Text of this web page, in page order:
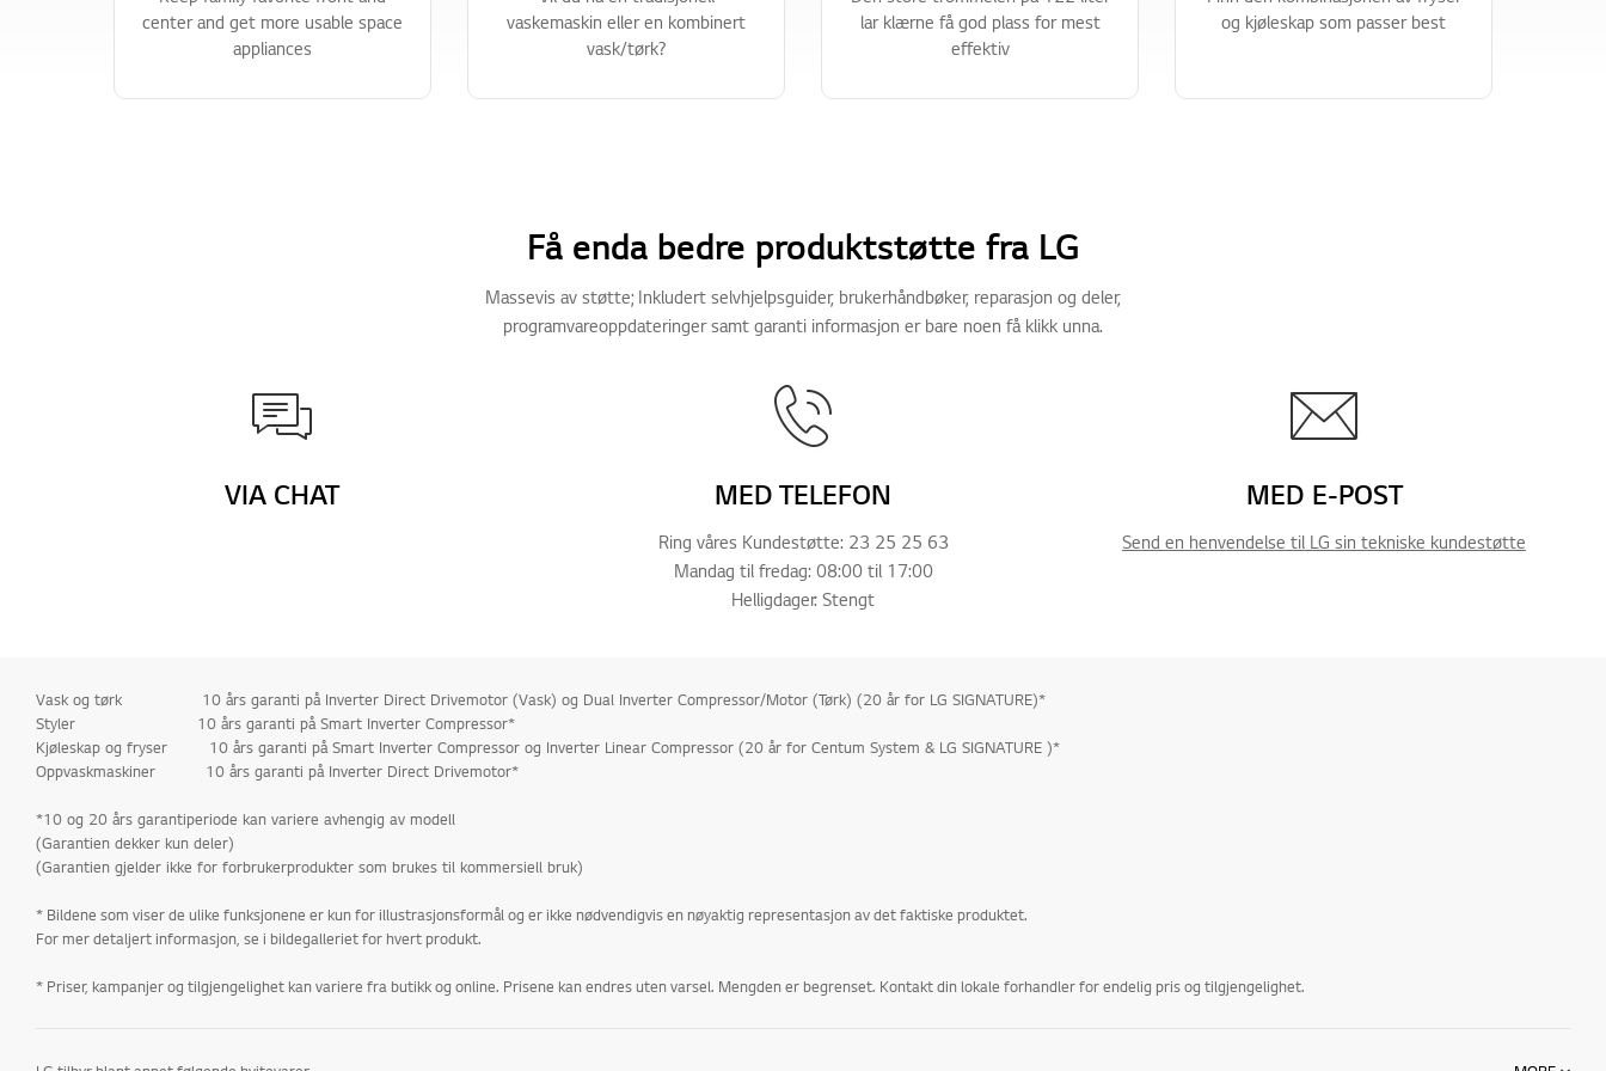
center and get more usable space
appliances
vaskemaskin eller en kombinert
vask/tørk?
lar klærne få god plass for mest
effektiv
og kjøleskap som passer best
Få enda bedre produktstøtte fra LG
Massevis av støtte; Inkludert selvhjelpsguider, brukerhåndbøker, reparasjon og deler,
programvareoppdateringer samt garanti informasjon er bare noen få klikk unna.
VIA CHAT MED TELEFON
Ring våres Kundestøtte: 23 25 25 63
Mandag til fredag: 08:00 til 17:00
Helligdager: Stengt
MED E-POST
Send en henvendelse til LG sin tekniske kundestøtte
Vask og tørk 10 års garanti på Inverter Direct Drivemotor (Vask) og Dual Inverter Compressor/Motor (Tørk) (20 år for LG SIGNATURE)*
Styler 10 års garanti på Smart Inverter Compressor*
Kjøleskap og fryser 10 års garanti på Smart Inverter Compressor og Inverter Linear Compressor (20 år for Centum System & LG SIGNATURE )*
Oppvaskmaskiner 10 års garanti på Inverter Direct Drivemotor*
*10 og 20 års garantiperiode kan variere avhengig av modell
(Garantien dekker kun deler)
(Garantien gjelder ikke for forbrukerprodukter som brukes til kommersiell bruk)
* Bildene som viser de ulike funksjonene er kun for illustrasjonsformål og er ikke nødvendigvis en nøyaktig representasjon av det faktiske produktet.
For mer detaljert informasjon, se i bildegalleriet for hvert produkt.
* Priser, kampanjer og tilgjengelighet kan variere fra butikk og online. Prisene kan endres uten varsel. Mengden er begrenset. Kontakt din lokale forhandler for endelig pris og tilgjengelighet.